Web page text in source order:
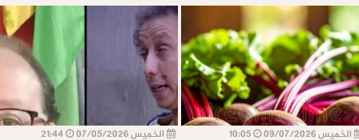
09/07/2026
10:05 الخميس 07/05/2026 21:44